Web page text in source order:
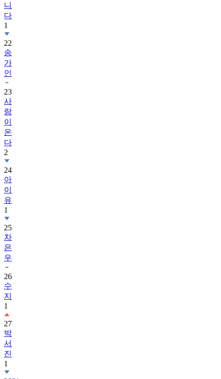
니
다
1
22
송
가
인
23
사
랑
이
온
다
2
24
아
이
유
1
25
차
은
우
26
수
지
1
27
박
서
진
1